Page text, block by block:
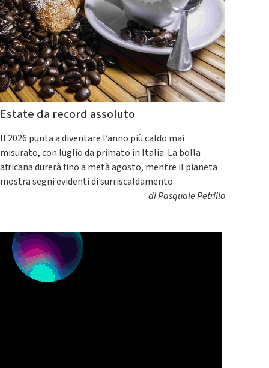
Estate da record assoluto
Il 2026 punta a diventare l’anno più caldo mai
misurato, con luglio da primato in Italia. La bolla
africana durerà fino a metà agosto, mentre il pianeta
mostra segni evidenti di surriscaldamento
diPasquale Petrillo